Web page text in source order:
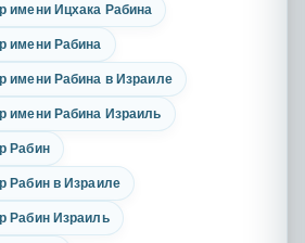
имени Ицхака Рабина
имени Рабина
имени Рабина в Израиле
имени Рабина Израиль
Рабин
Рабин в Израиле
Рабин Израиль